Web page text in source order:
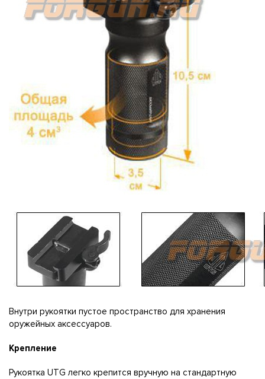
Внутри рукоятки пустое пространство для хранения
оружейных аксессуаров.
Крепление
Рукоятка UTG легко крепится вручную на стандартную